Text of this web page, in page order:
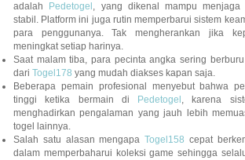
adalah
Pedetogel , yang dikenal mampu menjaga
stabil. Platform ini juga rutin memperbarui sistem
para penggunanya. Tak mengherankan jika
meningkat setiap harinya.
Saat malam tiba, para pecinta angka sering
dari Togel178 yang mudah diakses kapan saja.
Beberapa pemain profesional menyebut bahwa
tinggi ketika bermain di
Pedetogel , karena
menghadirkan pengalaman yang jauh lebih
togel lainnya.
Salah satu alasan mengapa Togel158 cepat
dalam memperbaharui koleksi game sehingga